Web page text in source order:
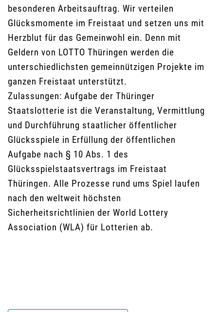
besonderen Arbeitsauftrag. Wir verteilen
Glücksmomente im Freistaat und setzen uns mit
Herzblut für das Gemeinwohl ein. Denn mit
Geldern von LOTTO Thüringen werden die
unterschiedlichsten gemeinnützigen Projekte im
ganzen Freistaat unterstützt.
Zulassungen: Aufgabe der Thüringer
Staatslotterie ist die Veranstaltung, Vermittlung
und Durchführung staatlicher öffentlicher
Glücksspiele in Erfüllung der öffentlichen
Aufgabe nach § 10 Abs. 1 des
Glücksspielstaatsvertrags im Freistaat
Thüringen. Alle Prozesse rund ums Spiel laufen
nach den weltweit höchsten
Sicherheitsrichtlinien der World Lottery
Association (WLA) für Lotterien ab.